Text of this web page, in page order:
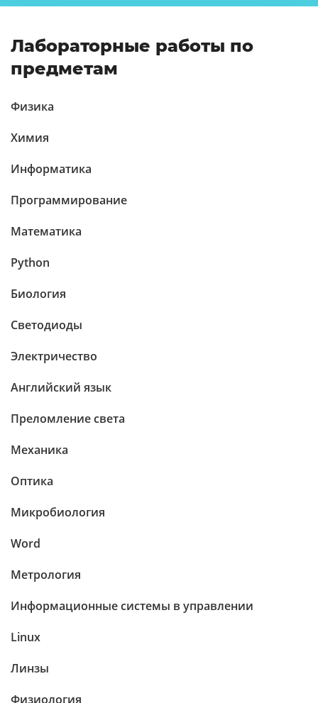
Лабораторные работы по
предметам
Физика
Химия
Информатика
Программирование
Математика
Python
Биология
Светодиоды
Электричество
Английский язык
Преломление света
Механика
Оптика
Микробиология
Word
Метрология
Информационные системы в управлении
Linux
Линзы
Физиология